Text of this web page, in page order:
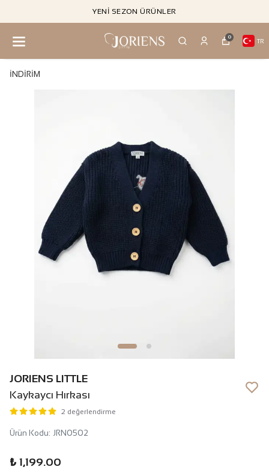
YENI SEZON ÜRÜNLER
0
TR
İNDİRİM
JORIENS LITTLE
Kaykaycı Hırkası
2 değerlendirme
Ürün Kodu: JRN0502
₺ 1,199.00